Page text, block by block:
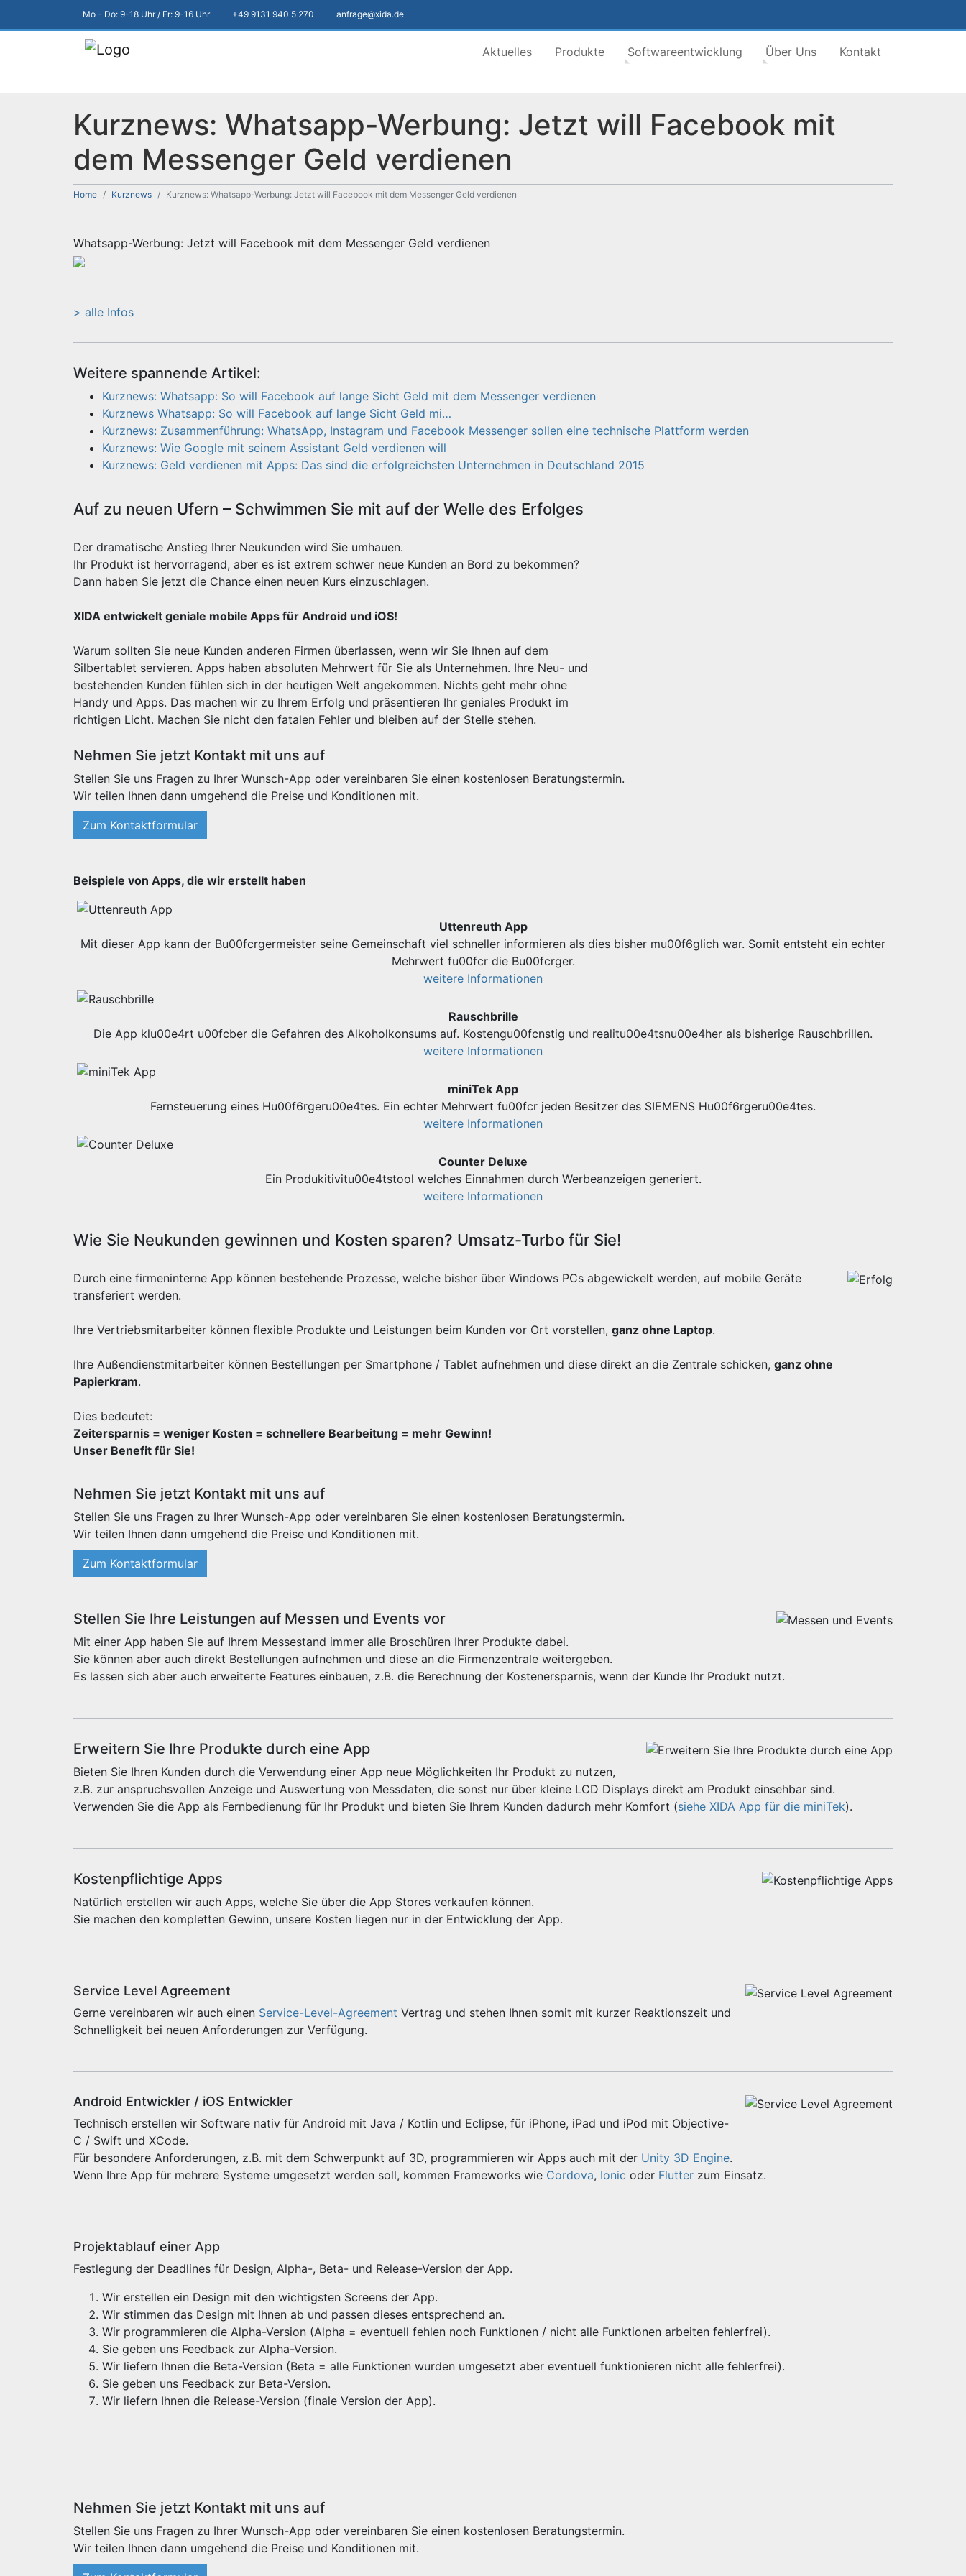
Mo - Do: 9-18 Uhr / Fr: 9-16 Uhr +49 9131 940 5 270 anfrage@xida.de
Aktuelles Produkte Softwareentwicklung Über Uns Kontakt
Kurznews: Whatsapp-Werbung: Jetzt will Facebook mit
dem Messenger Geld verdienen
Home Kurznews Kurznews: Whatsapp-Werbung: Jetzt will Facebook mit dem Messenger Geld verdienen
Whatsapp-Werbung: Jetzt will Facebook mit dem Messenger Geld verdienen
> alle Infos
Weitere spannende Artikel:
Kurznews: Whatsapp: So will Facebook auf lange Sicht Geld mit dem Messenger verdienen
Kurznews Whatsapp: So will Facebook auf lange Sicht Geld mi…
Kurznews: Zusammenführung: WhatsApp, Instagram und Facebook Messenger sollen eine technische Plattform werden
Kurznews: Wie Google mit seinem Assistant Geld verdienen will
Kurznews: Geld verdienen mit Apps: Das sind die erfolgreichsten Unternehmen in Deutschland 2015
Auf zu neuen Ufern – Schwimmen Sie mit auf der Welle des Erfolges
Der dramatische Anstieg Ihrer Neukunden wird Sie umhauen.
Ihr Produkt ist hervorragend, aber es ist extrem schwer neue Kunden an Bord zu bekommen?
Dann haben Sie jetzt die Chance einen neuen Kurs einzuschlagen.
XIDA entwickelt geniale mobile Apps für Android und iOS!
Warum sollten Sie neue Kunden anderen Firmen überlassen, wenn wir Sie Ihnen auf dem
Silbertablet servieren. Apps haben absoluten Mehrwert für Sie als Unternehmen. Ihre Neu- und
bestehenden Kunden fühlen sich in der heutigen Welt angekommen. Nichts geht mehr ohne
Handy und Apps. Das machen wir zu Ihrem Erfolg und präsentieren Ihr geniales Produkt im
richtigen Licht. Machen Sie nicht den fatalen Fehler und bleiben auf der Stelle stehen.
Nehmen Sie jetzt Kontakt mit uns auf
Stellen Sie uns Fragen zu Ihrer Wunsch-App oder vereinbaren Sie einen kostenlosen Beratungstermin.
Wir teilen Ihnen dann umgehend die Preise und Konditionen mit.
Zum Kontaktformular
Beispiele von Apps, die wir erstellt haben
Uttenreuth App
Mit dieser App kann der Bu00fcrgermeister seine Gemeinschaft viel schneller informieren als dies bisher mu00f6glich war. Somit entsteht ein echter
Mehrwert fu00fcr die Bu00fcrger.
weitere Informationen
Rauschbrille
Die App klu00e4rt u00fcber die Gefahren des Alkoholkonsums auf. Kostengu00fcnstig und realitu00e4tsnu00e4her als bisherige Rauschbrillen.
weitere Informationen
miniTek App
Fernsteuerung eines Hu00f6rgeru00e4tes. Ein echter Mehrwert fu00fcr jeden Besitzer des SIEMENS Hu00f6rgeru00e4tes.
weitere Informationen
Counter Deluxe
Ein Produkitivitu00e4tstool welches Einnahmen durch Werbeanzeigen generiert.
weitere Informationen
Wie Sie Neukunden gewinnen und Kosten sparen? Umsatz-Turbo für Sie!
Durch eine firmeninterne App können bestehende Prozesse, welche bisher über Windows PCs abgewickelt werden, auf mobile Geräte
transferiert werden.
Ihre Vertriebsmitarbeiter können flexible Produkte und Leistungen beim Kunden vor Ort vorstellen, ganz ohne Laptop.
Ihre Außendienstmitarbeiter können Bestellungen per Smartphone / Tablet aufnehmen und diese direkt an die Zentrale schicken, ganz ohne
Papierkram.
Dies bedeutet:
Zeitersparnis = weniger Kosten = schnellere Bearbeitung = mehr Gewinn!
Unser Benefit für Sie!
Nehmen Sie jetzt Kontakt mit uns auf
Stellen Sie uns Fragen zu Ihrer Wunsch-App oder vereinbaren Sie einen kostenlosen Beratungstermin.
Wir teilen Ihnen dann umgehend die Preise und Konditionen mit.
Zum Kontaktformular
Stellen Sie Ihre Leistungen auf Messen und Events vor
Mit einer App haben Sie auf Ihrem Messestand immer alle Broschüren Ihrer Produkte dabei.
Sie können aber auch direkt Bestellungen aufnehmen und diese an die Firmenzentrale weitergeben.
Es lassen sich aber auch erweiterte Features einbauen, z.B. die Berechnung der Kostenersparnis, wenn der Kunde Ihr Produkt nutzt.
Erweitern Sie Ihre Produkte durch eine App
Bieten Sie Ihren Kunden durch die Verwendung einer App neue Möglichkeiten Ihr Produkt zu nutzen,
z.B. zur anspruchsvollen Anzeige und Auswertung von Messdaten, die sonst nur über kleine LCD Displays direkt am Produkt einsehbar sind.
Verwenden Sie die App als Fernbedienung für Ihr Produkt und bieten Sie Ihrem Kunden dadurch mehr Komfort (siehe XIDA App für die miniTek).
Kostenpflichtige Apps
Natürlich erstellen wir auch Apps, welche Sie über die App Stores verkaufen können.
Sie machen den kompletten Gewinn, unsere Kosten liegen nur in der Entwicklung der App.
Service Level Agreement
Gerne vereinbaren wir auch einen Service-Level-Agreement Vertrag und stehen Ihnen somit mit kurzer Reaktionszeit und
Schnelligkeit bei neuen Anforderungen zur Verfügung.
Android Entwickler / iOS Entwickler
Technisch erstellen wir Software nativ für Android mit Java / Kotlin und Eclipse, für iPhone, iPad und iPod mit Objective-
C / Swift und XCode.
Für besondere Anforderungen, z.B. mit dem Schwerpunkt auf 3D, programmieren wir Apps auch mit der Unity 3D Engine.
Wenn Ihre App für mehrere Systeme umgesetzt werden soll, kommen Frameworks wie Cordova, Ionic oder Flutter zum Einsatz.
Projektablauf einer App
Festlegung der Deadlines für Design, Alpha-, Beta- und Release-Version der App.
Wir erstellen ein Design mit den wichtigsten Screens der App.
Wir stimmen das Design mit Ihnen ab und passen dieses entsprechend an.
Wir programmieren die Alpha-Version (Alpha = eventuell fehlen noch Funktionen / nicht alle Funktionen arbeiten fehlerfrei).
Sie geben uns Feedback zur Alpha-Version.
Wir liefern Ihnen die Beta-Version (Beta = alle Funktionen wurden umgesetzt aber eventuell funktionieren nicht alle fehlerfrei).
Sie geben uns Feedback zur Beta-Version.
Wir liefern Ihnen die Release-Version (finale Version der App).
Nehmen Sie jetzt Kontakt mit uns auf
Stellen Sie uns Fragen zu Ihrer Wunsch-App oder vereinbaren Sie einen kostenlosen Beratungstermin.
Wir teilen Ihnen dann umgehend die Preise und Konditionen mit.